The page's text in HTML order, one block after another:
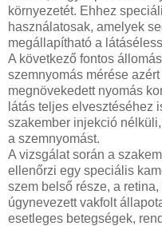
környezetét. Ehhez
használatosak, amelyek
megállapítható a
A következő fontos
szemnyomás mérése
megnövekedett nyomás
látás teljes elvesztéséhez
szakember injekció
a szemnyomást.
A vizsgálat során a
ellenőrzi egy speciális
szem belső része, a
úgynevezett vakfolt
esetleges betegségek,